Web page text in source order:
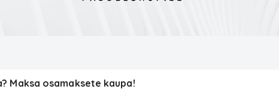
Maksa osamaksete kaupa!